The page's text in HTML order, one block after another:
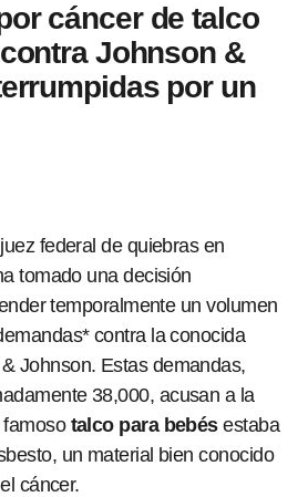
cáncer de talco
Johnson &
por un
federal de quiebras en
tomado una decisión
temporalmente un volumen
contra la conocida
Johnson. Estas demandas,
38,000, acusan a la
talco para bebésestaba
un material bien conocido
cáncer.